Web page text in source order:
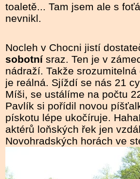
toaletě... Tam jsem ale s
nevnikl.
Nocleh v Chocni jistí
sobotnísraz. Ten je v
nádraží. Takže
je reálná. Sjíždí se nás 21
Míši, se ustálíme na počtu
Pavlík si pořídil novou
pískotu lépe ukočíruje.
aktérů loňských řek jen
Novohradských horách ve